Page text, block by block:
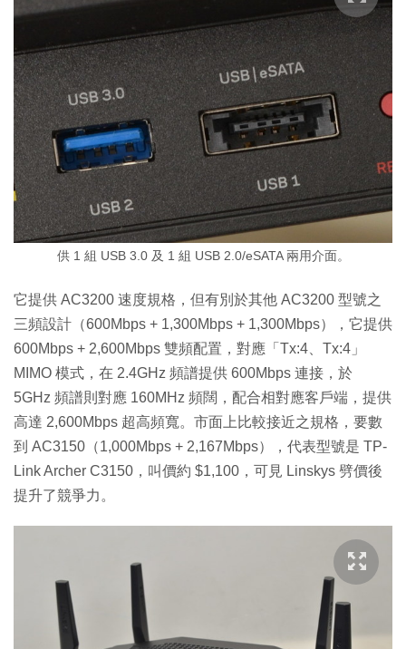
供 1 組 USB 3.0 及 1 組 USB 2.0/eSATA 兩用介面。
它提供 AC3200 速度規格，但有別於其他 AC3200 型號之
三頻設計（600Mbps + 1,300Mbps + 1,300Mbps），它提供
600Mbps + 2,600Mbps 雙頻配置，對應「Tx:4、Tx:4」
MIMO 模式，在 2.4GHz 頻譜提供 600Mbps 連接，於
5GHz 頻譜則對應 160MHz 頻闊，配合相對應客戶端，提供
高達 2,600Mbps 超高頻寬。市面上比較接近之規格，要數
到 AC3150（1,000Mbps + 2,167Mbps），代表型號是 TP-
Link Archer C3150，叫價約 $1,100，可見 Linskys 劈價後
提升了競爭力。